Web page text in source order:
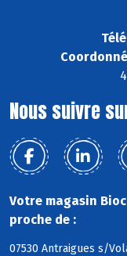
Nous suivre
Votre magasin
proche de :
07530 Antraigues s/